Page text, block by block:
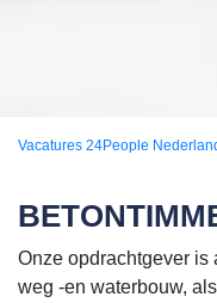
Vacatures 24People
Onze opdrachtgever is
weg -en waterbouw,